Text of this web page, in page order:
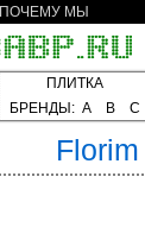
ПОЧЕМУ МЫ
ПЛИТКА
БРЕНДЫ: A B C
Florim